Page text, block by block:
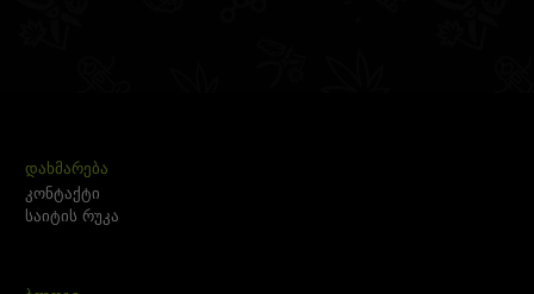
ᲓᲐᲮᲛᲐᲠᲔᲑᲐ
კონტაქტი
საიტის რუკა